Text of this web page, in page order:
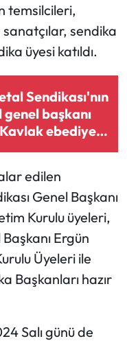
temsilcileri,
sendika
üyesi katıldı.
Sendikası'nın
başkanı
ebediyete
edilen
Genel Başkanı
Kurulu üyeleri,
Ergün
Üyeleri ile
Başkanları hazır
Salı günü de